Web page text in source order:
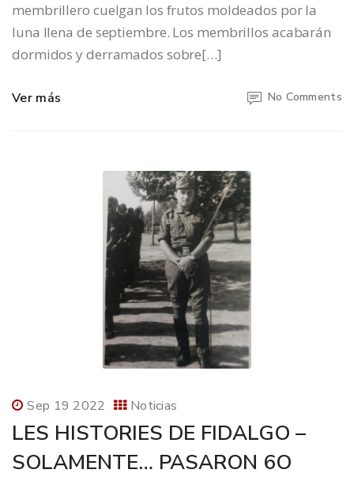
membrillero cuelgan los frutos moldeados por la
luna llena de septiembre. Los membrillos acabarán
dormidos y derramados sobre[…]
Ver más No Comments
Sep 19 2022 Noticias
LES HISTORIES DE FIDALGO –
SOLAMENTE… PASARON 6O